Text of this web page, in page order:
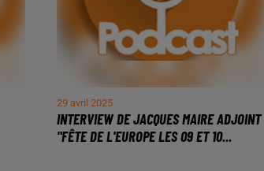
29 avril 2025
INTERVIEW DE JACQUES MAIRE ADJOINT
"FÊTE DE L'EUROPE LES 09 ET 10...